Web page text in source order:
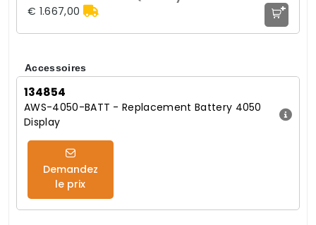
€ 1.667,00 +
Accessoires
134854
AWS-4050-BATT - Replacement Battery 4050
Display
Demandez
le prix